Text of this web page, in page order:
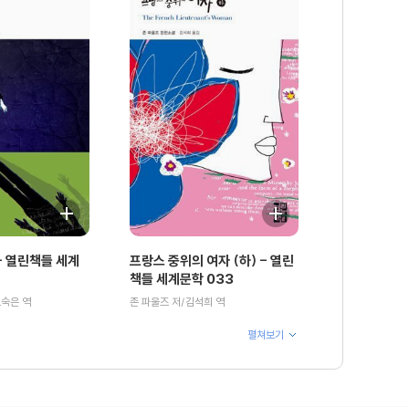
린책들 세계
은 역
프랑스 중위의 여자 (하) - 열린
책들 세계문학 033
존 파울즈 저/김석희 역
펼쳐보기